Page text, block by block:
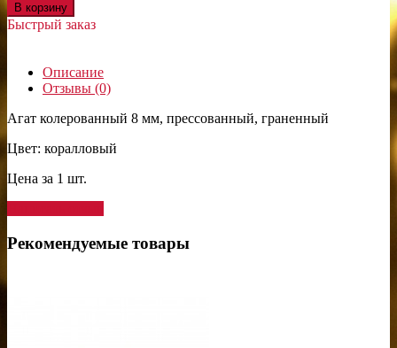
В корзину
Быстрый заказ
Описание
Отзывы (0)
Агат колерованный 8 мм, прессованный, граненный
Цвет: коралловый
Цена за 1 шт.
Рекомендуемые товары